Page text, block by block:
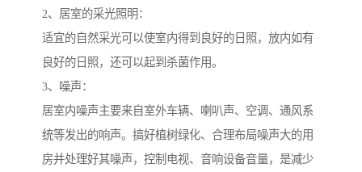
2、居室的采光照明：
适宜的自然采光可以使室内得到良好的日照，放内如有
良好的日照，还可以起到杀菌作用。
3、噪声：
居室内噪声主要来自室外车辆、喇叭声、空调、通风系
统等发出的响声。搞好植树绿化、合理布局噪声大的用
房并处理好其噪声，控制电视、音响设备音量，是减少